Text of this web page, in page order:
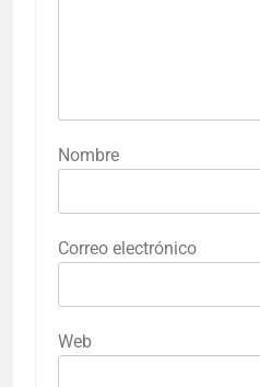
Nombre
Correo electrónico
Web